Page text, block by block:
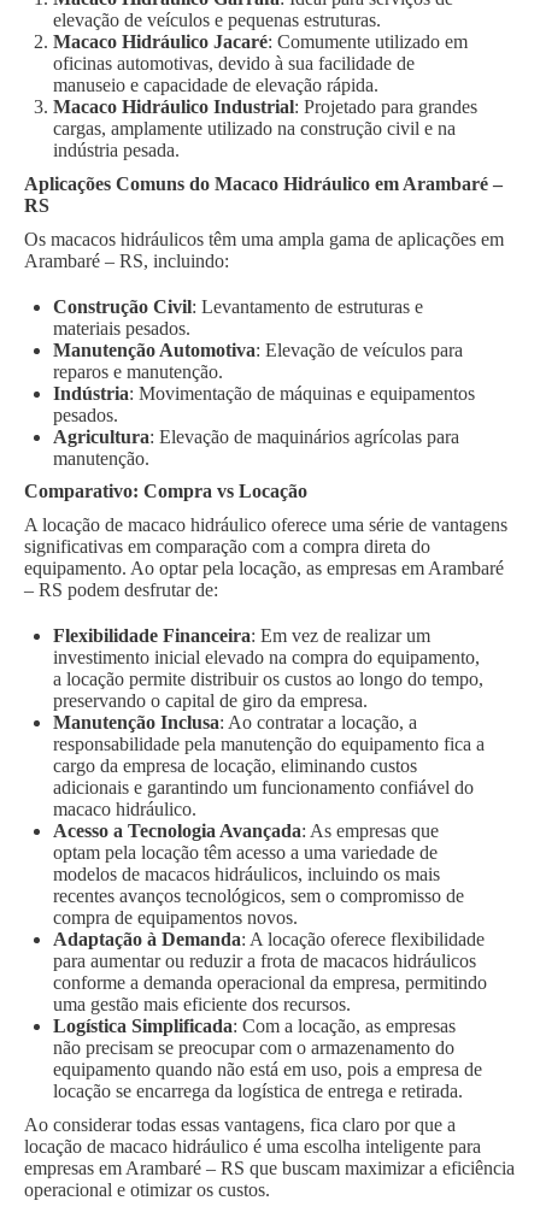
elevação de veículos e pequenas estruturas.
Macaco Hidráulico Jacaré: Comumente utilizado em
oficinas automotivas, devido à sua facilidade de
manuseio e capacidade de elevação rápida.
Macaco Hidráulico Industrial: Projetado para grandes
cargas, amplamente utilizado na construção civil e na
indústria pesada.
Aplicações Comuns do Macaco Hidráulico em Arambaré –
RS
Os macacos hidráulicos têm uma ampla gama de aplicações em
Arambaré – RS, incluindo:
Construção Civil: Levantamento de estruturas e
materiais pesados.
Manutenção Automotiva: Elevação de veículos para
reparos e manutenção.
Indústria: Movimentação de máquinas e equipamentos
pesados.
Agricultura: Elevação de maquinários agrícolas para
manutenção.
Comparativo: Compra vs Locação
A locação de macaco hidráulico oferece uma série de vantagens
significativas em comparação com a compra direta do
equipamento. Ao optar pela locação, as empresas em Arambaré
– RS podem desfrutar de:
Flexibilidade Financeira: Em vez de realizar um
investimento inicial elevado na compra do equipamento,
a locação permite distribuir os custos ao longo do tempo,
preservando o capital de giro da empresa.
Manutenção Inclusa: Ao contratar a locação, a
responsabilidade pela manutenção do equipamento fica a
cargo da empresa de locação, eliminando custos
adicionais e garantindo um funcionamento confiável do
macaco hidráulico.
Acesso a Tecnologia Avançada: As empresas que
optam pela locação têm acesso a uma variedade de
modelos de macacos hidráulicos, incluindo os mais
recentes avanços tecnológicos, sem o compromisso de
compra de equipamentos novos.
Adaptação à Demanda: A locação oferece flexibilidade
para aumentar ou reduzir a frota de macacos hidráulicos
conforme a demanda operacional da empresa, permitindo
uma gestão mais eficiente dos recursos.
Logística Simplificada: Com a locação, as empresas
não precisam se preocupar com o armazenamento do
equipamento quando não está em uso, pois a empresa de
locação se encarrega da logística de entrega e retirada.
Ao considerar todas essas vantagens, fica claro por que a
locação de macaco hidráulico é uma escolha inteligente para
empresas em Arambaré – RS que buscam maximizar a eficiência
operacional e otimizar os custos.